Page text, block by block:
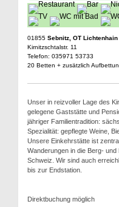
01855 Sebnitz, OT Lichtenhain
Kirnitzschtalstr. 11
Telefon: 035971 53733
20 Betten + zusätzlich
Unser in reizvoller Lage des
gelegene Gaststätte und
jähriger Familientradition:
Spezialität: gepflegte Weine,
Unsere Einkehrstätte ist
Wanderungen in die Berg-
Schweiz. Wir sind auch
bis zur Endstation.
Direktbuchung möglich